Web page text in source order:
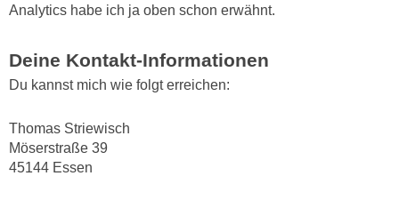
Analytics habe ich ja oben schon erwähnt.
Deine Kontakt-Informationen
Du kannst mich wie folgt erreichen:
Thomas Striewisch
Möserstraße 39
45144 Essen